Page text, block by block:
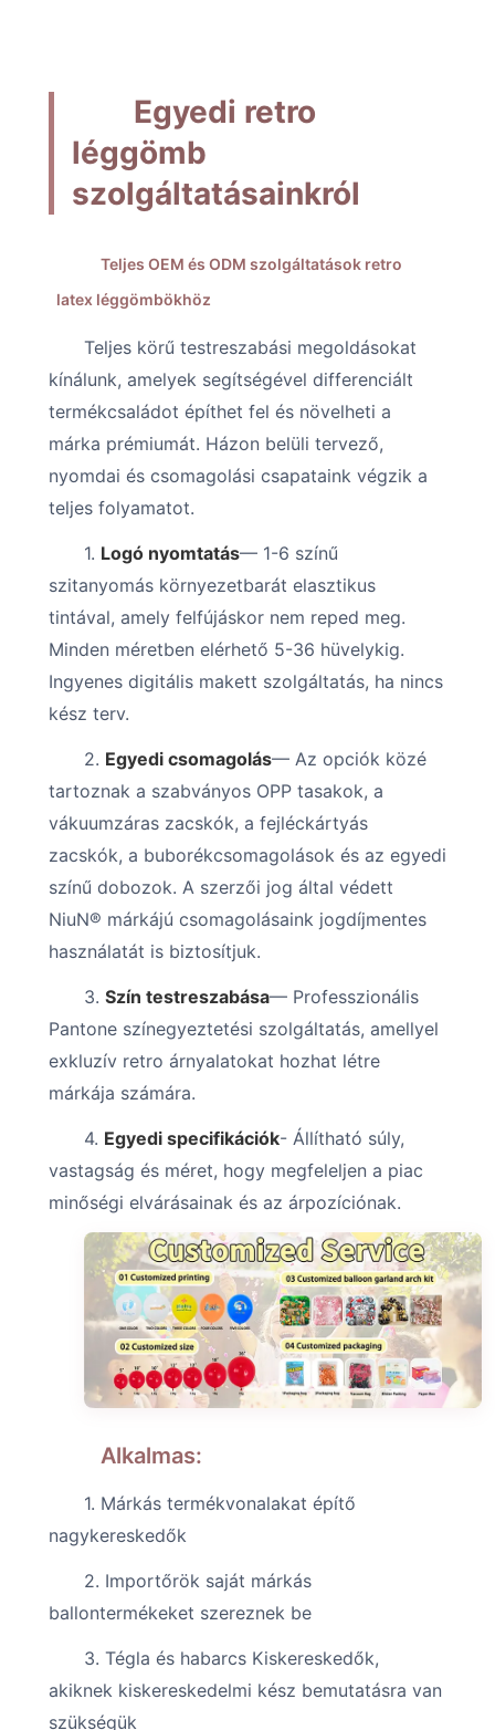
Egyedi retro
léggömb
szolgáltatásainkról
Teljes OEM és ODM szolgáltatások retro
latex léggömbökhöz
Teljes körű testreszabási megoldásokat
kínálunk, amelyek segítségével differenciált
termékcsaládot építhet fel és növelheti a
márka prémiumát. Házon belüli tervező,
nyomdai és csomagolási csapataink végzik a
teljes folyamatot.
1. Logó nyomtatás— 1-6 színű
szitanyomás környezetbarát elasztikus
tintával, amely felfújáskor nem reped meg.
Minden méretben elérhető 5-36 hüvelykig.
Ingyenes digitális makett szolgáltatás, ha nincs
kész terv.
2. Egyedi csomagolás— Az opciók közé
tartoznak a szabványos OPP tasakok, a
vákuumzáras zacskók, a fejléckártyás
zacskók, a buborékcsomagolások és az egyedi
színű dobozok. A szerzői jog által védett
NiuN® márkájú csomagolásaink jogdíjmentes
használatát is biztosítjuk.
3. Szín testreszabása— Professzionális
Pantone színegyeztetési szolgáltatás, amellyel
exkluzív retro árnyalatokat hozhat létre
márkája számára.
4. Egyedi specifikációk- Állítható súly,
vastagság és méret, hogy megfeleljen a piac
minőségi elvárásainak és az árpozíciónak.
Alkalmas:
1. Márkás termékvonalakat építő
nagykereskedők
2. Importőrök saját márkás
ballontermékeket szereznek be
3. Tégla és habarcs Kiskereskedők,
akiknek kiskereskedelmi kész bemutatásra van
szükségük